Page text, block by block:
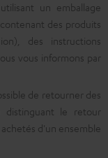
un emballage
des produits
des instructions
vous informons par
de retourner des
le retour
d'un ensemble